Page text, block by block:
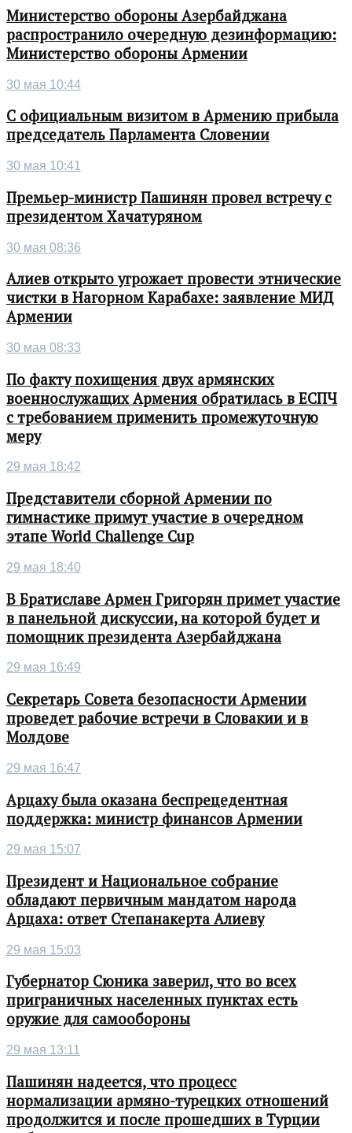
Министерство обороны Азербайджана
распространило очередную дезинформацию:
Министерство обороны Армении
30 мая 10:44
С официальным визитом в Армению прибыла
председатель Парламента Словении
30 мая 10:41
Премьер-министр Пашинян провел встречу с
президентом Хачатуряном
30 мая 08:36
Алиев открыто угрожает провести этнические
чистки в Нагорном Карабахе: заявление МИД
Армении
30 мая 08:33
По факту похищения двух армянских
военнослужащих Армения обратилась в ЕСПЧ
с требованием применить промежуточную
меру
29 мая 18:42
Представители сборной Армении по
гимнастике примут участие в очередном
этапе World Challenge Cup
29 мая 18:40
В Братиславе Армен Григорян примет участие
в панельной дискуссии, на которой будет и
помощник президента Азербайджана
29 мая 16:49
Секретарь Совета безопасности Армении
проведет рабочие встречи в Словакии и в
Молдове
29 мая 16:47
Арцаху была оказана беспрецедентная
поддержка: министр финансов Армении
29 мая 15:07
Президент и Национальное собрание
обладают первичным мандатом народа
Арцаха: ответ Степанакерта Алиеву
29 мая 15:03
Губернатор Сюника заверил, что во всех
приграничных населенных пунктах есть
оружие для самообороны
29 мая 13:11
Пашинян надеется, что процесс
нормализации армяно-турецких отношений
продолжится и после прошедших в Турции